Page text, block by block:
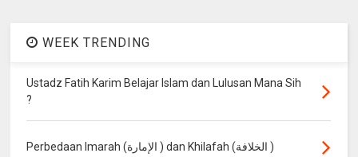
WEEK TRENDING
Ustadz Fatih Karim Belajar Islam dan Lulusan Mana Sih
?
Perbedaan Imarah (الإمارة ) dan Khilafah (الخلافة )